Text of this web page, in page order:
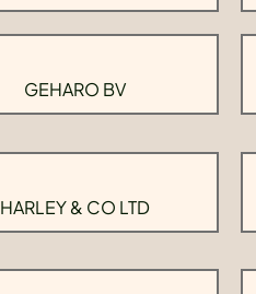
GEHARO BV
HARLEY & CO LTD